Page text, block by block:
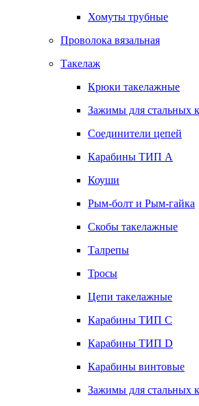
Хомуты трубные
Проволока вязальная
Такелаж
Крюки такелажные
Зажимы для стальных
Соединители цепей
Карабины ТИП А
Коуши
Рым-болт и Рым-гайка
Скобы такелажные
Талрепы
Тросы
Цепи такелажные
Карабины ТИП C
Карабины ТИП D
Карабины винтовые
Зажимы для стальных